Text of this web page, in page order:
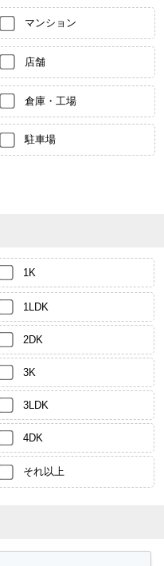
マンション
店舗
倉庫・工場
駐車場
1K
1LDK
2DK
3K
3LDK
4DK
それ以上